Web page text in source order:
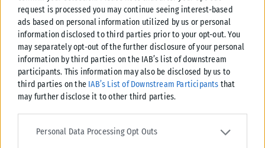
request is processed you may continue seeing interest-based
ads based on personal information utilized by us or personal
information disclosed to third parties prior to your opt-out. You
may separately opt-out of the further disclosure of your personal
information by third parties on the IAB’s list of downstream
participants. This information may also be disclosed by us to
third parties on the IAB’s List of Downstream Participants that
may further disclose it to other third parties.
Please note that this website/app uses one or more Google
services and may gather and store information including but not
Personal Data Processing Opt Outs
περισσότερο να ανταπεξέλθουν στις υποχρεώσεις τους, με
αποτέλεσμα να μειώνουν αισθητά τα δευτερεύοντα έξοδα
Μποέμ: Η εμβληματική όπερα ωδή στη νιότη του
Τζ. Πουτσίνι στο Φεστιβάλ Επταπυργίου – Οι
συντελεστές μιλούν στην Κ